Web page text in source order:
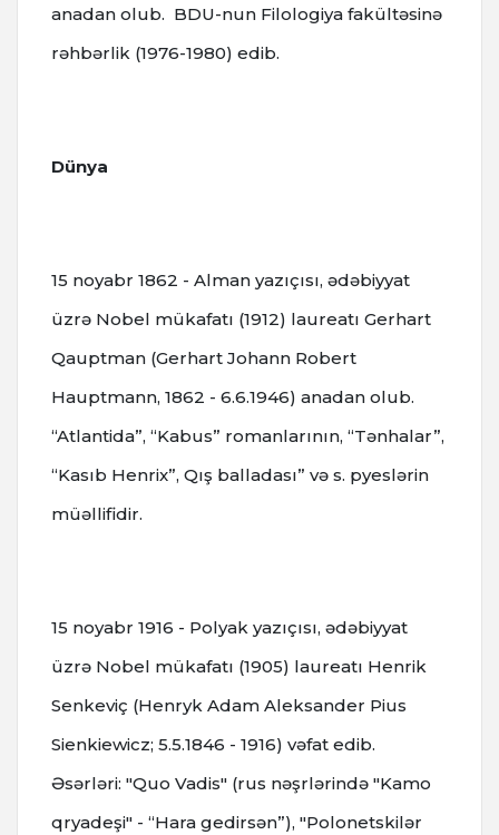
anadan olub. BDU-nun Filologiya fakültəsinə
rəhbərlik (1976-1980) edib.
Dünya
15 noyabr 1862 - Alman yazıçısı, ədəbiyyat
üzrə Nobel mükafatı (1912) laureatı Gerhart
Qauptman (Gerhart Johann Robert
Hauptmann, 1862 - 6.6.1946) anadan olub.
“Atlantida”, “Kabus” romanlarının, “Tənhalar”,
“Kasıb Henrix”, Qış balladası” və s. pyeslərin
müəllifidir.
15 noyabr 1916 - Polyak yazıçısı, ədəbiyyat
üzrə Nobel mükafatı (1905) laureatı Henrik
Senkeviç (Henryk Adam Aleksander Pius
Sienkiewicz; 5.5.1846 - 1916) vəfat edib.
Əsərləri: "Quo Vadis" (rus nəşrlərində "Kamo
qryadeşi" - “Hara gedirsən”), "Polonetskilər